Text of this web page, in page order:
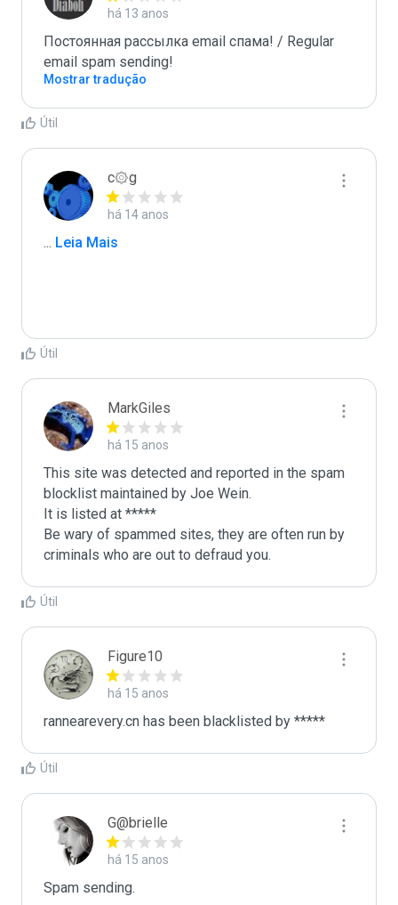
há 13 anos
Постоянная рассылка email спама! / Regular
email spam sending!
Mostrar tradução
Útil
c۞g
há 14 anos
... Leia Mais
Útil
MarkGiles
há 15 anos
This site was detected and reported in the spam
blocklist maintained by Joe Wein.
It is listed at *****
Be wary of spammed sites, they are often run by
criminals who are out to defraud you.
Útil
Figure10
há 15 anos
rannearevery.cn has been blacklisted by *****
Útil
G@brielle
há 15 anos
Spam sending.